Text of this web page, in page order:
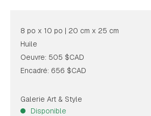
8 po x 10 po | 20 cm x 25 cm
Huile
Oeuvre: 505 $CAD
Encadré: 656 $CAD
Galerie Art & Style
Disponible